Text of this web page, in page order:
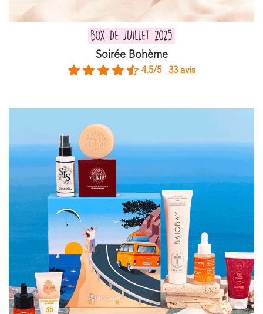
BOX DE JUILLET 2025
Soirée Bohème
4.5/5 33 avis